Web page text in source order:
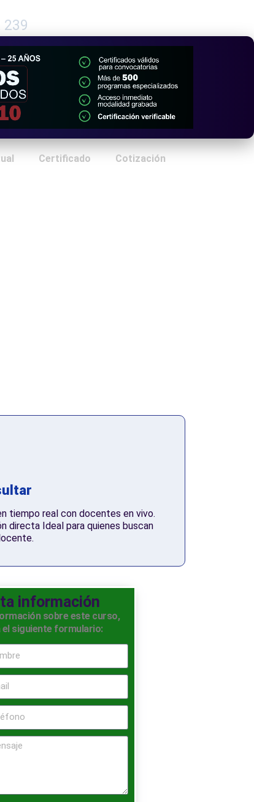
239
Certificado Cotización
tiempo real con docentes en vivo.
directa Ideal para quienes buscan
información
sobre este curso,
siguiente formulario: